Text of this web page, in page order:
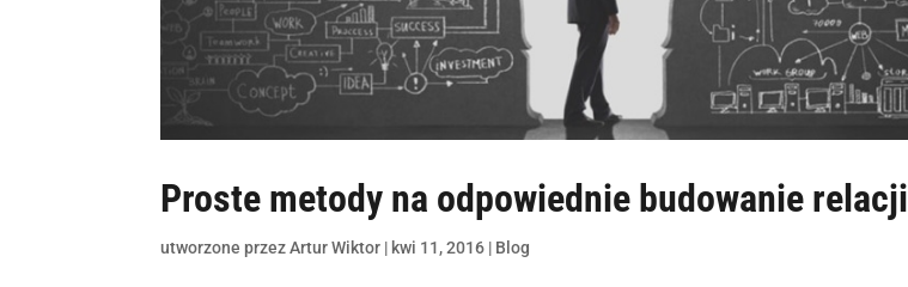
Proste metody na odpowiednie budowanie relacji
utworzone przezArtur Wiktor | kwi 11, 2016 | Blog